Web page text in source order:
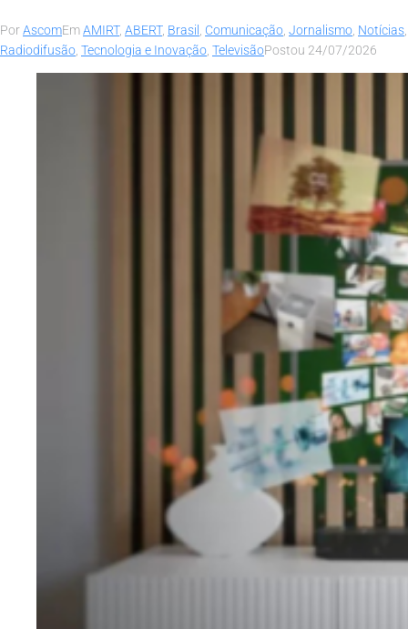
PorAscomEmAMIRT, ABERT, Brasil , Comunicação, Jornalismo, Notícias,
Radiodifusão, Tecnologia e Inovação, TelevisãoPostou 24/07/2026